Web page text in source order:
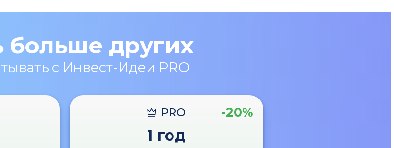
больше других
с Инвест-Идеи PRO
PRO -20%
1 год